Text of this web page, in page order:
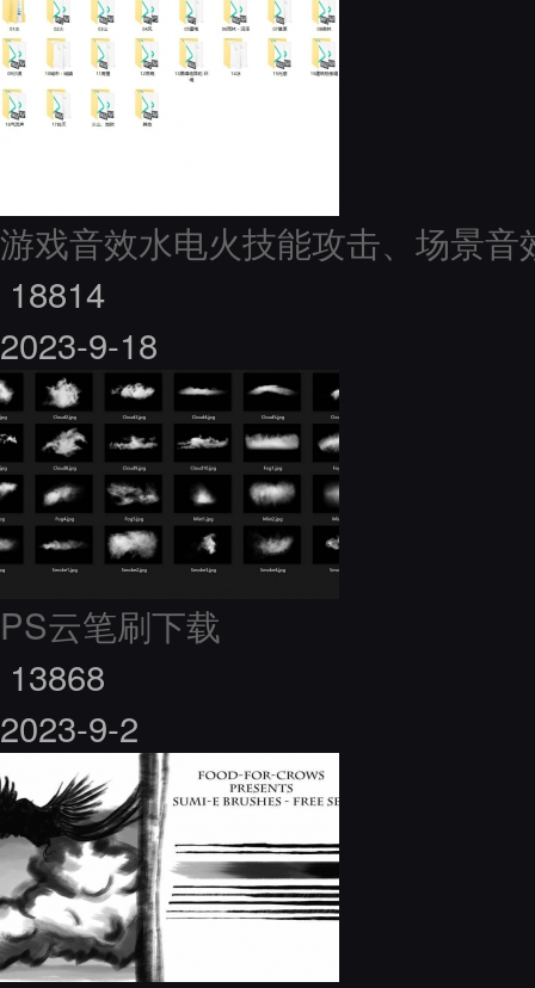
游戏音效水电火技能攻击、场景音
18814
2023-9-18
PS云笔刷下载
13868
2023-9-2